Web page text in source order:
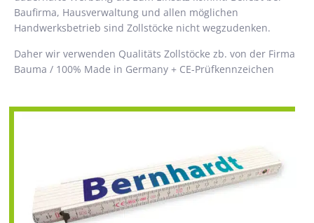
Baufirma, Hausverwaltung und allen möglichen
Handwerksbetrieb sind Zollstöcke nicht wegzudenken.
Daher wir verwenden Qualitäts Zollstöcke zb. von der Firma
Bauma / 100% Made in Germany + CE-Prüfkennzeichen